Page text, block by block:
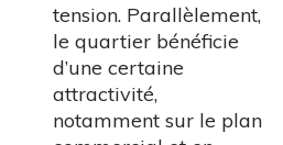
tension. Parallèlement,
le quartier bénéficie
d’une certaine
attractivité,
notamment sur le plan